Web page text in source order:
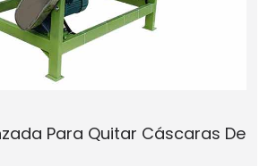
Para Quitar Cáscaras De